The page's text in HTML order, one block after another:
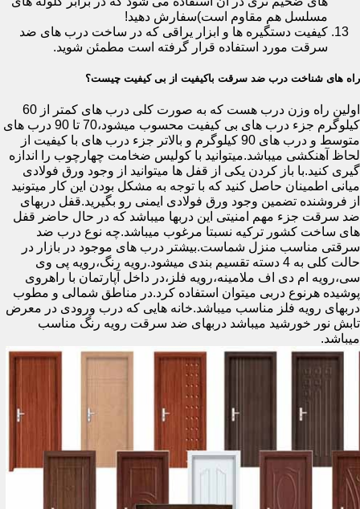
مسلسل هم مقاوم است)سفارش دهید!
کیفیت دستگیره ها و ابزار یراقی که در ساخت درب های ضد
سرقت مورد استفاده قرار گرفته است مطمئن شوید.
راه های شناخت درب ضد سرقت باکیفیت از بی کیفیت چیست؟
اولین راه وزن درب هست که به صورت کلی درب های کمتر از 60
کیلوگرم جزء درب های بی کیفیت محسوب میشود،70 تا 90 درب های
متوسط و درب های 90 کیلوگرم و بالاتر جزء درب های با کیفیت از
لحاظ آهنکشی میباشد.میتوانید با کولیس ضخامت چهارچوب را اندازه
گیری کنید.با باز کردن یکی از قفل ها میتوانید از وجود ورق فولادی
میانی اطمینان حاصل کنید که با توجه به مشکل بودن این کار میتونید
از فروشنده تضمین وجود ورق فولادی ایمنی رو بگیرید.قفل دربهای
ضد سرقت جزء مهم امنیتی این دربها میباشد که در حال حاضر قفل
های ساخت کشور ترکیه نسبتا مرغوب میباشد.چه نوع درب ضد
سرقتی مناسب منزل شماست.بیشتر درب های موجود در بازار در
حالت کلی به 4 دسته تقسیم بندی میشود.رویه رنگ،رویه پی وی
سی،رویه ام دی اف ملامینه،رویه فلز،در داخل آپارتمان با راهروی
پوشیده هرنوع دربی میتوان استفاده کرد.در مناطق شمالی و مطوب
دربهای رویه فلز مناسب میباشد.خانه هایی که درب ورودی در معرض
تابش نور خورشید میباشد دربهای ضد سرقت رویه رنگ مناسب
میباشد.